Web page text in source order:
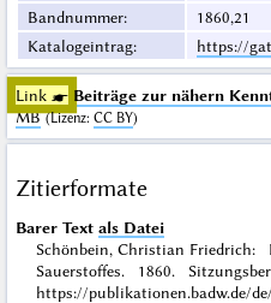
Bandnummer:
1860,21
Katalogeintrag: https://
Link ☛ Beiträge zur nähern
MB (Lizenz: CC BY)
Zitierformate
Barer Text als Datei
Schönbein, Christian Friedrich:
Sauerstoffes. 1860.
https://publikationen.badw.de/